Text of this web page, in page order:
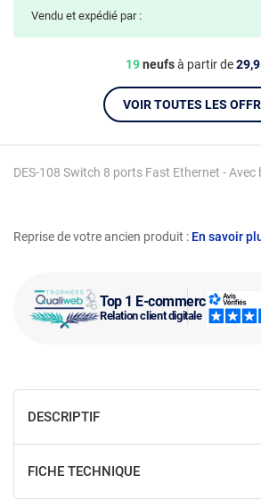
Top 1 E-commerce
Relation client digitale
Reprise de votre ancien produit : En savoir
DES-108 Switch 8 ports Fast Ethernet - Avec
Vendu et expédié par :
19neufsà partir de
VOIR TOUTES LES
DESCRIPTIF
FICHE TECHNIQUE